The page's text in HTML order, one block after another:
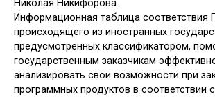
Николая Никифорова.
Информационная таблица соответствия
происходящего из иностранных
предусмотренных классификатором,
государственным заказчикам
анализировать свои возможности при
программных продуктов в соответствии